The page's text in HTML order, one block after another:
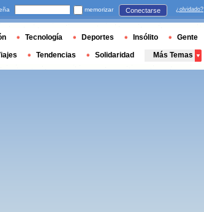
memorizar Conectarse ¿olvidado?
Tecnología Deportes Insólito Gente
Tendencias Solidaridad Más Temas